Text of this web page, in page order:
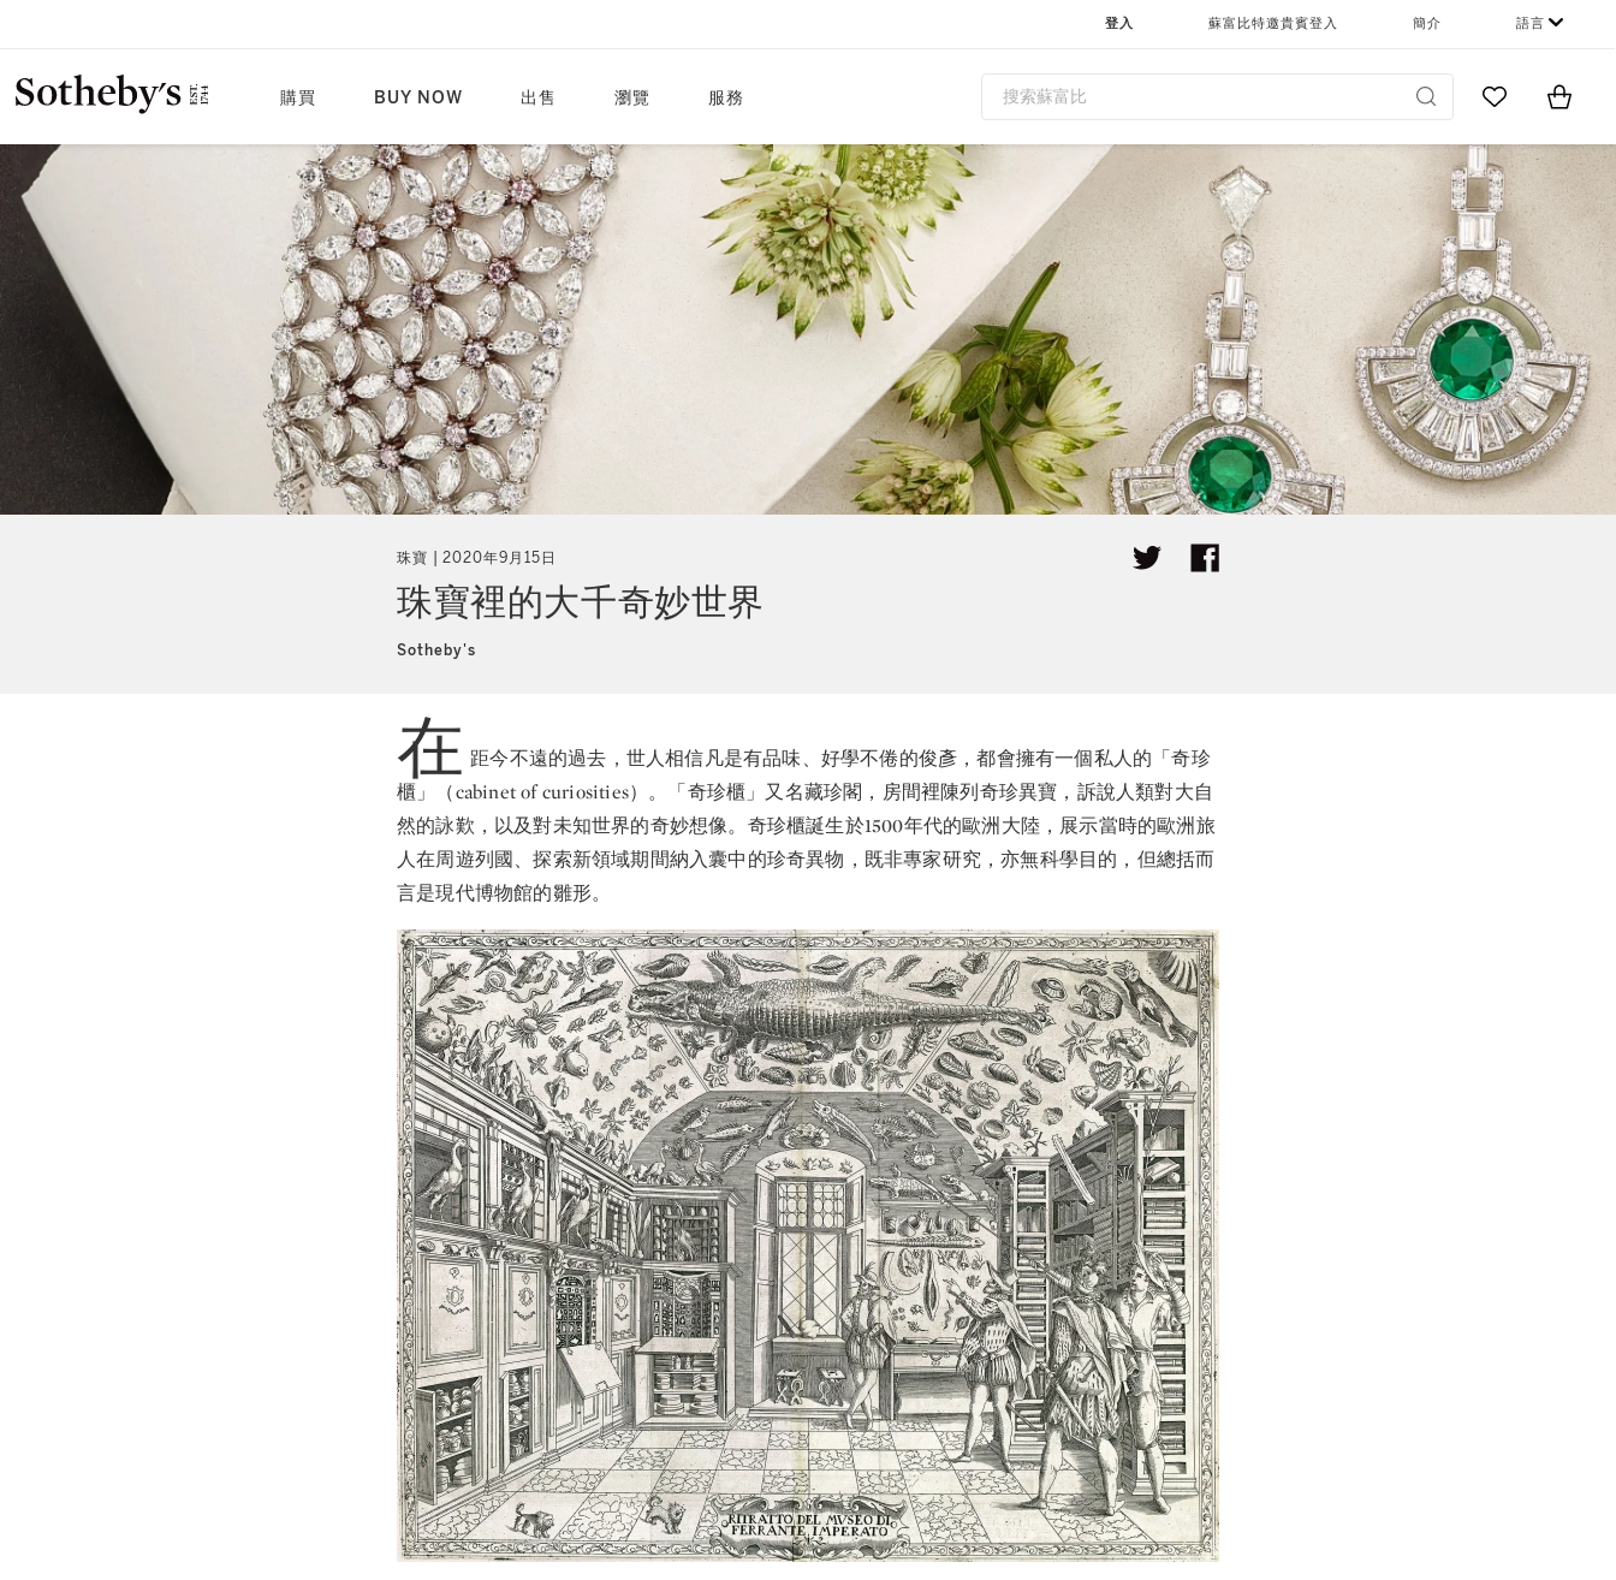
購買 BUY NOW 出售 瀏覽 服務
登入 蘇富比特邀貴賓登入 簡介 語言
Go to MyItems
珠寶 2020年9月15日
珠寶裡的大千奇妙世界
Sotheby's
在 距今不遠的過去，世人相信凡是有品味、好學不倦的俊彥，都會擁有一個私人的「奇珍
櫃」（cabinet of curiosities）。「奇珍櫃」又名藏珍閣，房間裡陳列奇珍異寶，訴說人類對大自
然的詠歎，以及對未知世界的奇妙想像。奇珍櫃誕生於1500年代的歐洲大陸，展示當時的歐洲旅
人在周遊列國、探索新領域期間納入囊中的珍奇異物，既非專家研究，亦無科學目的，但總括而
言是現代博物館的雛形。